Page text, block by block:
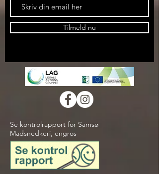
Tilmeld nu
Se kontrolrapport for Samsø
Madsnedkeri, engros